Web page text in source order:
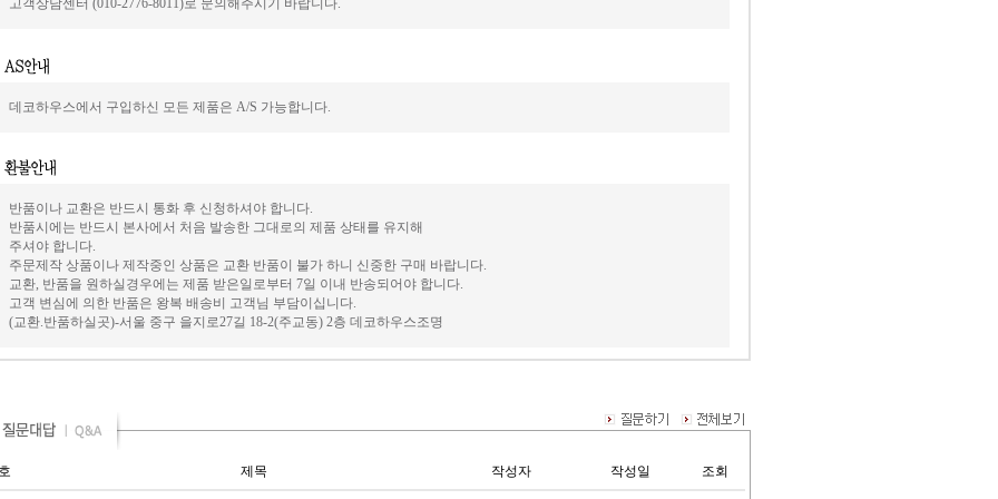
고객상담센터 (010-2776-8011)로 문의해주시기 바랍니다.
데코하우스에서 구입하신 모든 제품은 A/S 가능합니다.
반품이나 교환은 반드시 통화 후 신청하셔야 합니다.
반품시에는 반드시 본사에서 처음 발송한 그대로의 제품 상태를 유지해
주셔야 합니다.
주문제작 상품이나 제작중인 상품은 교환 반품이 불가 하니 신중한 구매 바랍니다.
교환, 반품을 원하실경우에는 제품 받은일로부터 7일 이내 반송되어야 합니다.
고객 변심에 의한 반품은 왕복 배송비 고객님 부담이십니다.
(교환.반품하실곳)-서울 중구 을지로27길 18-2(주교동) 2층 데코하우스조명
제목 작성자 작성일 조회